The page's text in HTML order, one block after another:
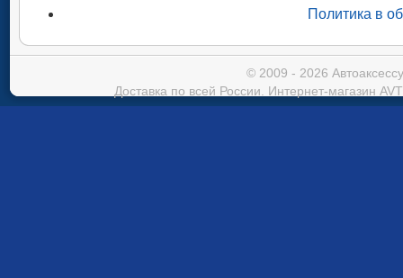
Политика в
© 2009 - 2026
Доставка по всей России. Интернет-магазин